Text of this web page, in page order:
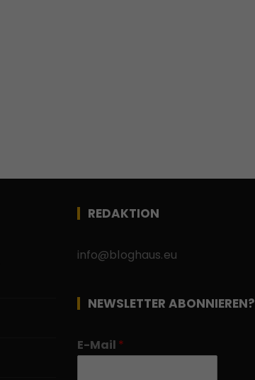
REDAKTION
info@bloghaus.eu
NEWSLETTER ABONNIEREN?
E-Mail *